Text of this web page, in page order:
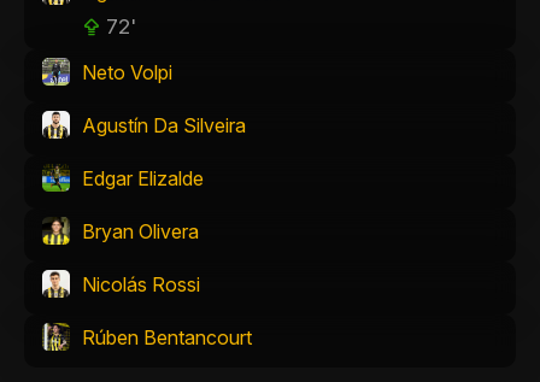
72'
Neto Volpi
Agustín Da Silveira
Edgar Elizalde
Bryan Olivera
Nicolás Rossi
Rúben Bentancourt